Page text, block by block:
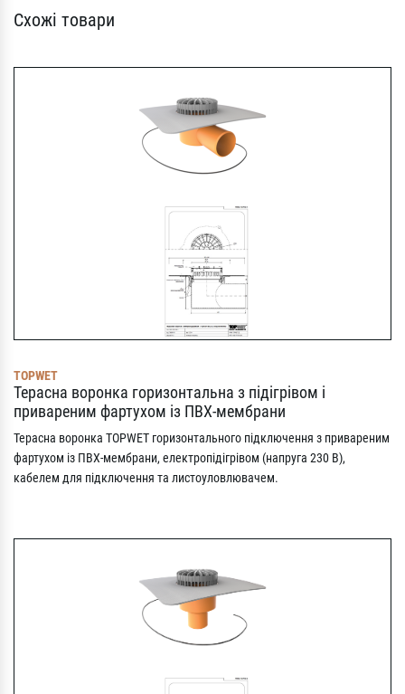
Схожі товари
TOPWET
Терасна воронка горизонтальна з підігрівом і
привареним фартухом із ПВХ-мембрани
Терасна воронка TOPWET горизонтального підключення з привареним
фартухом із ПВХ-мембрани, електропідігрівом (напруга 230 В),
кабелем для підключення та листоуловлювачем.